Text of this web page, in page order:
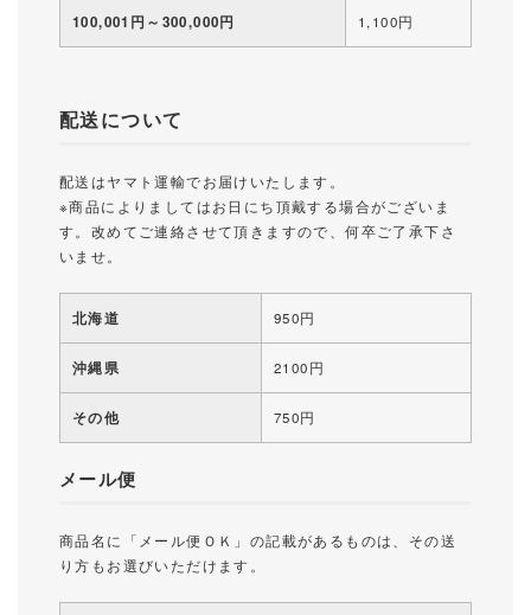
100,001円～300,000円 1,100円
配送について
配送はヤマト運輸でお届けいたします。
※商品によりましてはお日にち頂戴する場合がございま
す。改めてご連絡させて頂きますので、何卒ご了承下さ
いませ。
北海道 950円
沖縄県 2100円
その他 750円
メール便
商品名に「メール便ＯＫ」の記載があるものは、その送
り方もお選びいただけます。